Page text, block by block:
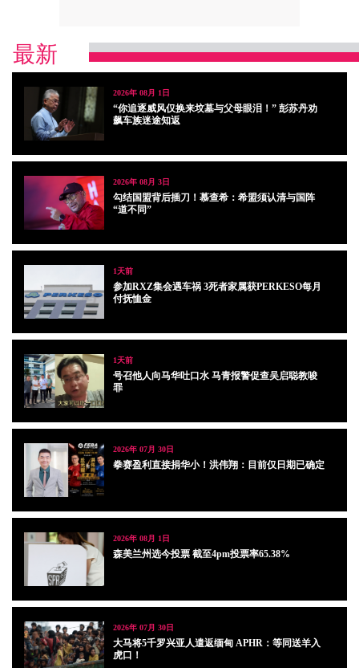
最新
2026年 08月 1日
“你追逐威风仅换来坟墓与父母眼泪！” 彭苏丹劝
飙车族迷途知返
2026年 08月 3日
勾结国盟背后插刀！慕查希：希盟须认清与国阵
“道不同”
1天前
参加RXZ集会遇车祸 3死者家属获PERKESO每月
付抚恤金
1天前
号召他人向马华吐口水 马青报警促查吴启聪教唆
罪
2026年 07月 30日
拳赛盈利直接捐华小！洪伟翔：目前仅日期已确定
2026年 08月 1日
森美兰州选今投票 截至4pm投票率65.38%
2026年 07月 30日
大马将5千罗兴亚人遣返缅甸 APHR：等同送羊入
虎口！